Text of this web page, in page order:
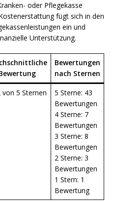
oder Pflegekasse
fügt sich in den
ein und
Unterstützung.
Bewertungen
nach Sternen
von 5 Sternen
5 Sterne: 43
Bewertungen
4 Sterne: 7
Bewertungen
3 Sterne: 8
Bewertungen
2 Sterne: 3
Bewertungen
1 Stern: 1
Bewertung